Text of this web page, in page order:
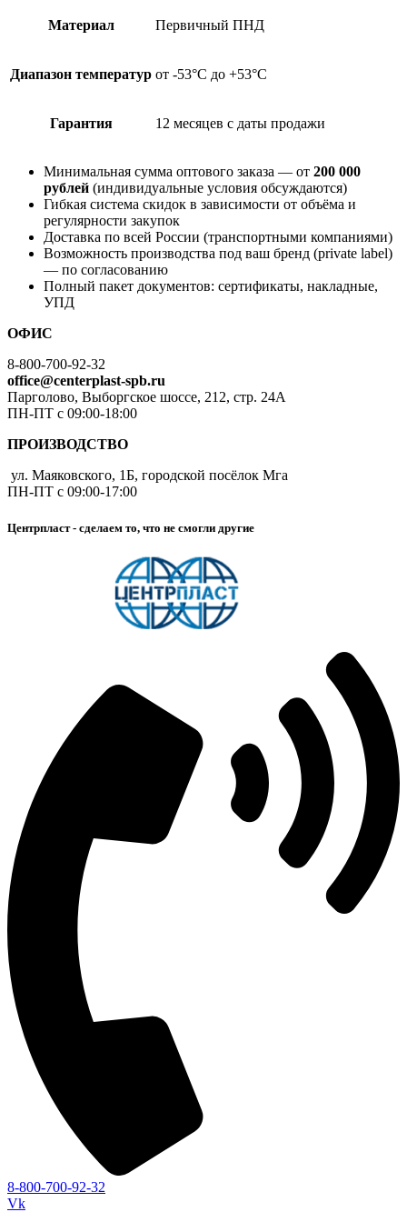
Материал Первичный ПНД
Диапазон температур от -53°С до +53°С
Гарантия 12 месяцев с даты продажи
Минимальная сумма оптового заказа — от 200 000
рублей (индивидуальные условия обсуждаются)
Гибкая система скидок в зависимости от объёма и
регулярности закупок
Доставка по всей России (транспортными компаниями)
Возможность производства под ваш бренд (private label)
— по согласованию
Полный пакет документов: сертификаты, накладные,
УПД
ОФИС
8-800-700-92-32
office@centerplast-spb.ru
Парголово, Выборгское шоссе, 212, стр. 24А
ПН-ПТ с 09:00-18:00
ПРОИЗВОДСТВО
ул. Маяковского, 1Б, городской посёлок Мга
ПН-ПТ с 09:00-17:00
Центрпласт - сделаем то, что не смогли другие
8-800-700-92-32
Vk